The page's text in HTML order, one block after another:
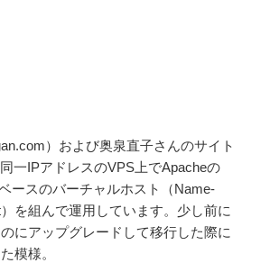
）および奥泉直子さんのサイト
同一IPアドレスのVPS上でApacheの
ースのバーチャルホスト（Name-
を組んで運用しています。少し前に
にアップグレードして移行した際に
模様。